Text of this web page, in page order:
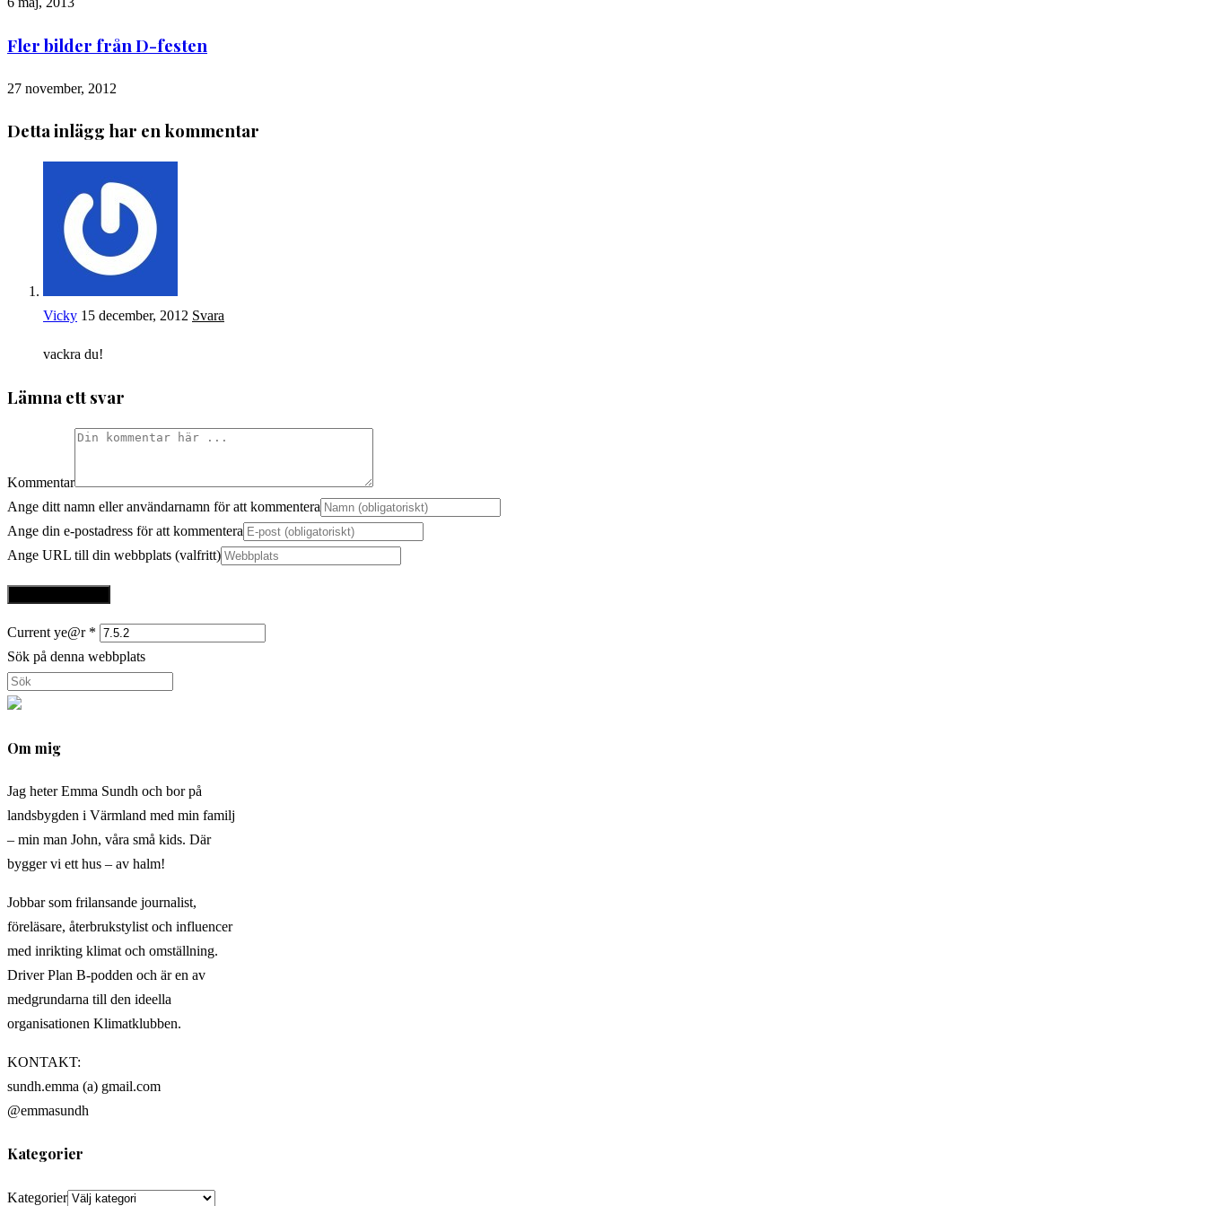
Fler bilder från D-festen
27 november, 2012
Detta inlägg har en kommentar
Vicky 15 december, 2012 Svara
vackra du!
Lämna ett svar
Kommentar
Ange ditt namn eller användarnamn för att kommentera
Ange din e-postadress för att kommentera
Ange URL till din webbplats (valfritt)
Current ye@r *
Sök på denna webbplats
Om mig
Jag heter Emma Sundh och bor på
landsbygden i Värmland med min familj
– min man John, våra små kids. Där
bygger vi ett hus – av halm!
Jobbar som frilansande journalist,
föreläsare, återbrukstylist och influencer
med inrikting klimat och omställning.
Driver Plan B-podden och är en av
medgrundarna till den ideella
organisationen Klimatklubben.
KONTAKT:
sundh.emma (a) gmail.com
@emmasundh
Kategorier
Kategorier